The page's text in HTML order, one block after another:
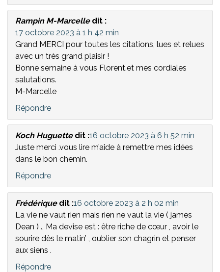
Rampin M-Marcelle dit :
17 octobre 2023 à 1 h 42 min
Grand MERCI pour toutes les citations, lues et relues
avec un très grand plaisir !
Bonne semaine à vous Florent.et mes cordiales
salutations.
M-Marcelle
Répondre
Koch Huguette dit :16 octobre 2023 à 6 h 52 min
Juste merci .vous lire m’aide à remettre mes idées
dans le bon chemin.
Répondre
Frédérique dit :16 octobre 2023 à 2 h 02 min
La vie ne vaut rien mais rien ne vaut la vie ( james
Dean ) ., Ma devise est : être riche de cœur , avoir le
sourire dès le matin’ , oublier son chagrin et penser
aux siens .
Répondre